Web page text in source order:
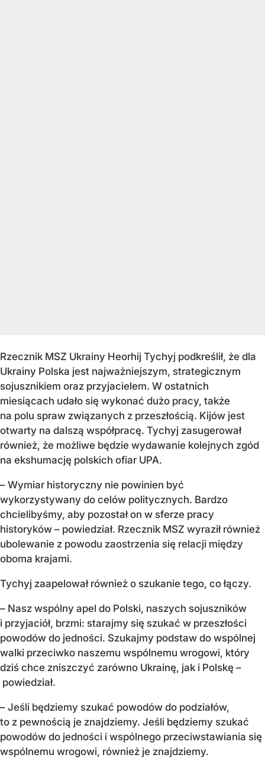
Rzecznik MSZ Ukrainy Heorhij Tychyj podkreślił, że dla
Ukrainy Polska jest najważniejszym, strategicznym
sojusznikiem oraz przyjacielem. W ostatnich
miesiącach udało się wykonać dużo pracy, także
na polu spraw związanych z przeszłością. Kijów jest
otwarty na dalszą współpracę. Tychyj zasugerował
również, że możliwe będzie wydawanie kolejnych zgód
na ekshumację polskich ofiar UPA.
– Wymiar historyczny nie powinien być
wykorzystywany do celów politycznych. Bardzo
chcielibyśmy, aby pozostał on w sferze pracy
historyków – powiedział. Rzecznik MSZ wyraził również
ubolewanie z powodu zaostrzenia się relacji między
oboma krajami.
Tychyj zaapelował również o szukanie tego, co łączy.
– Nasz wspólny apel do Polski, naszych sojuszników
i przyjaciół, brzmi: starajmy się szukać w przeszłości
powodów do jedności. Szukajmy podstaw do wspólnej
walki przeciwko naszemu wspólnemu wrogowi, który
dziś chce zniszczyć zarówno Ukrainę, jak i Polskę –
powiedział.
– Jeśli będziemy szukać powodów do podziałów,
to z pewnością je znajdziemy. Jeśli będziemy szukać
powodów do jedności i wspólnego przeciwstawiania się
wspólnemu wrogowi, również je znajdziemy.